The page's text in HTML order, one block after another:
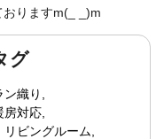
おりますm(_ _)m
グ
ン織り
房対応
リビングルーム